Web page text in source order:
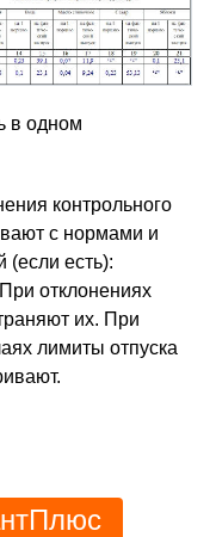
в одном
контрольного
с нормами и
(если есть):
отклонениях
их. При
лимиты отпуска